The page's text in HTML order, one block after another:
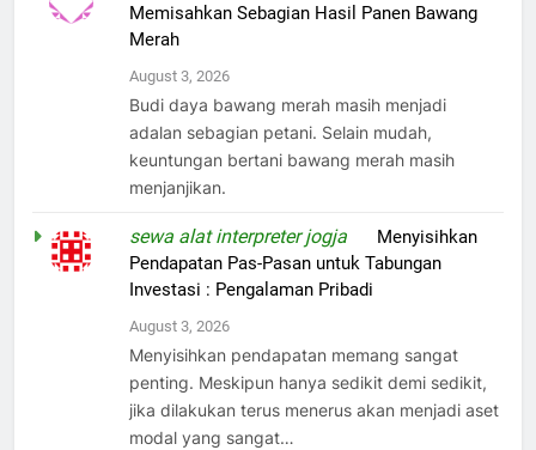
Memisahkan Sebagian Hasil Panen Bawang
Merah
August 3, 2026
Budi daya bawang merah masih menjadi
adalan sebagian petani. Selain mudah,
keuntungan bertani bawang merah masih
menjanjikan.
sewa alat interpreter jogja
Menyisihkan
Pendapatan Pas-Pasan untuk Tabungan
Investasi : Pengalaman Pribadi
August 3, 2026
Menyisihkan pendapatan memang sangat
penting. Meskipun hanya sedikit demi sedikit,
jika dilakukan terus menerus akan menjadi aset
modal yang sangat…